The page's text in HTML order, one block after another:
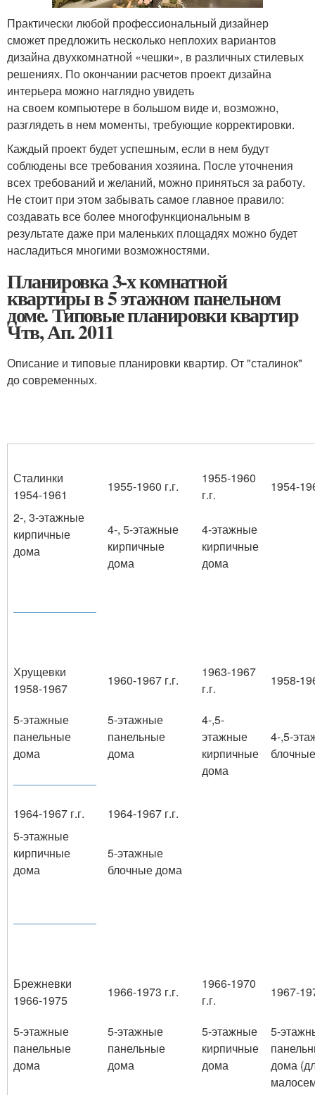
Практически любой профессиональный дизайнер
сможет предложить несколько неплохих вариантов
дизайна двухкомнатной «чешки», в различных стилевых
решениях. По окончании расчетов проект дизайна
интерьера можно наглядно увидеть
на своем компьютере в большом виде и, возможно,
разглядеть в нем моменты, требующие корректировки.
Каждый проект будет успешным, если в нем будут
соблюдены все требования хозяина. После уточнения
всех требований и желаний, можно приняться за работу.
Не стоит при этом забывать самое главное правило:
создавать все более многофункциональным в
результате даже при маленьких площадях можно будет
насладиться многими возможностями.
Планировка 3-х комнатной
квартиры в 5 этажном панельном
доме. Типовые планировки квартир
Чтв, Ап. 2011
Описание и типовые планировки квартир. От "сталинок"
до современных.
Сталинки
1954-1961
1955-1960 г.г.
1955-1960
г.г.
1954-
2-, 3-этажные
кирпичные
дома
4-, 5-этажные
кирпичные
дома
4-этажные
кирпичные
дома
Хрущевки
1958-1967
1960-1967 г.г.
1963-1967
г.г.
1958-
5-этажные
панельные
дома
5-этажные
панельные
дома
4-,5-
этажные
кирпичные
дома
4-,5-
1964-1967 г.г.
1964-1967 г.г.
5-этажные
кирпичные
дома
5-этажные
блочные дома
Брежневки
1966-1975
1966-1973 г.г.
1966-1970
г.г.
1967-
5-этажные
панельные
дома
5-этажные
панельные
дома
5-этажные
кирпичные
дома
5-
дома